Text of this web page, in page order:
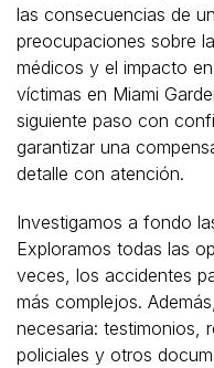
las consecuencias de
preocupaciones sobre
médicos y el impacto
víctimas en Miami
siguiente paso con
garantizar una
detalle con atención.
Investigamos a fondo
Exploramos todas las
veces, los accidentes
más complejos.
necesaria: testimonios,
policiales y otros